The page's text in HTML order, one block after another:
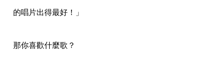
的唱片出得最好！」
那你喜歡什麼歌？